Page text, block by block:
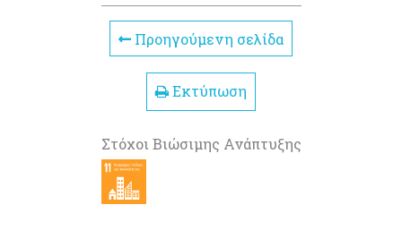
Προηγούμενη σελίδα
Εκτύπωση
Στόχοι Βιώσιμης Ανάπτυξης